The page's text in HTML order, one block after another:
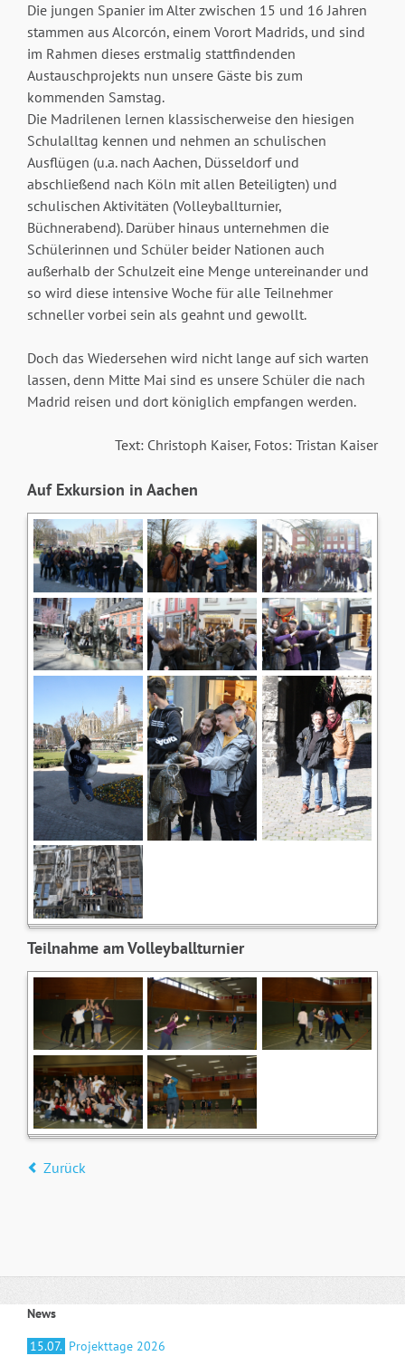
Die jungen Spanier im Alter zwischen 15 und 16 Jahren
stammen aus Alcorcón, einem Vorort Madrids, und sind
im Rahmen dieses erstmalig stattfindenden
Austauschprojekts nun unsere Gäste bis zum
kommenden Samstag.
Die Madrilenen lernen klassischerweise den hiesigen
Schulalltag kennen und nehmen an schulischen
Ausflügen (u.a. nach Aachen, Düsseldorf und
abschließend nach Köln mit allen Beteiligten) und
schulischen Aktivitäten (Volleyballturnier,
Büchnerabend). Darüber hinaus unternehmen die
Schülerinnen und Schüler beider Nationen auch
außerhalb der Schulzeit eine Menge untereinander und
so wird diese intensive Woche für alle Teilnehmer
schneller vorbei sein als geahnt und gewollt.
Doch das Wiedersehen wird nicht lange auf sich warten
lassen, denn Mitte Mai sind es unsere Schüler die nach
Madrid reisen und dort königlich empfangen werden.
Text: Christoph Kaiser, Fotos: Tristan Kaiser
Auf Exkursion in Aachen
Teilnahme am Volleyballturnier
Zurück
News
15.07. Projekttage 2026